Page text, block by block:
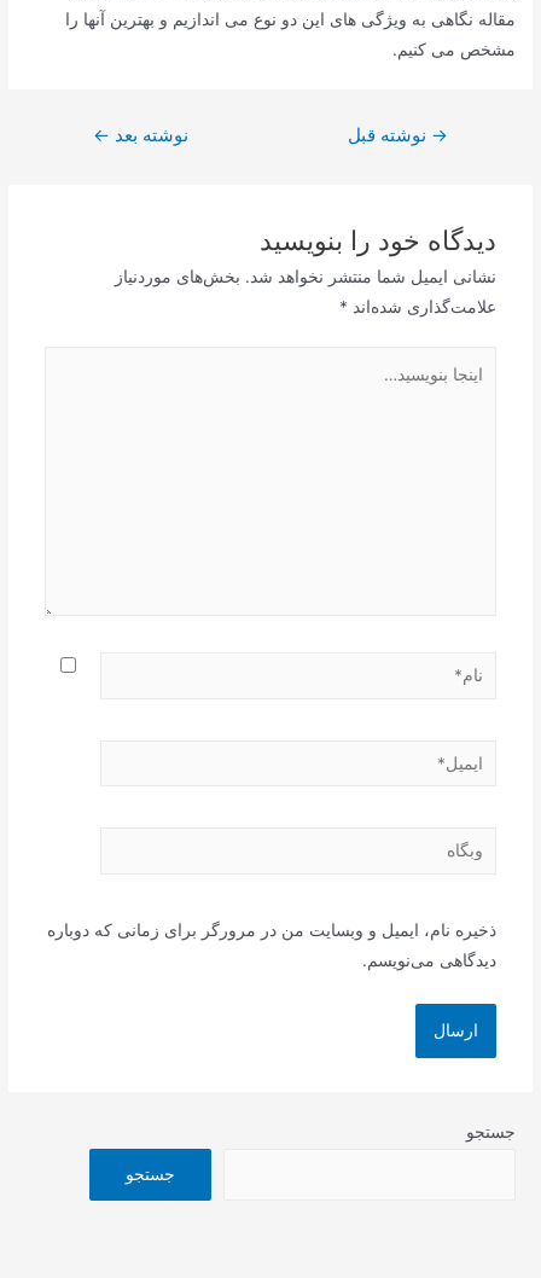
مقاله نگاهی به ویژگی های این دو نوع می اندازیم و بهترین آنها را
مشخص می کنیم.
راهبری→ نوشته قبل نوشته بعد ←
دیدگاه‌ خود را بنویسید
نشانی ایمیل شما منتشر نخواهد شد. بخش‌های موردنیاز
علامت‌گذاری شده‌اند *
بنویسید…
نام*
ایمیل*
وبگاه
ذخیره نام، ایمیل و وبسایت من در مرورگر برای زمانی که دوباره
دیدگاهی می‌نویسم.
جستجو
جستجو